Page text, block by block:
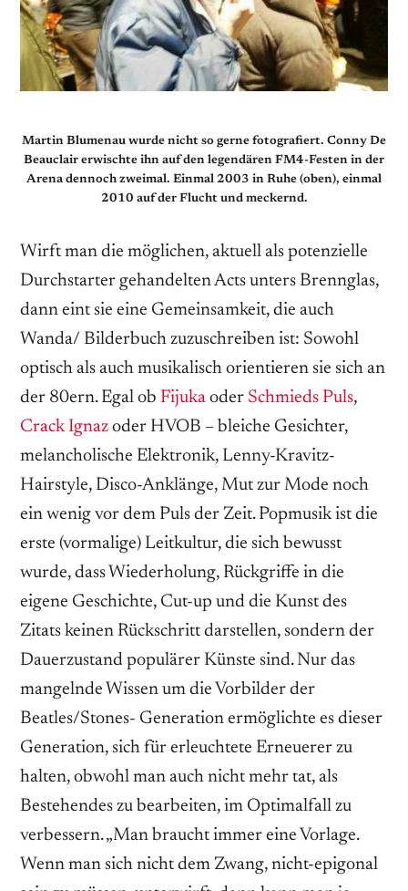
Martin Blumenau wurde nicht so gerne fotografiert. Conny De
Beauclair erwischte ihn auf den legendären FM4-Festen in der
Arena dennoch zweimal. Einmal 2003 in Ruhe (oben), einmal
2010 auf der Flucht und meckernd.
Wirft man die möglichen, aktuell als potenzielle
Durchstarter gehandelten Acts unters Brennglas,
dann eint sie eine Gemeinsamkeit, die auch
Wanda/ Bilderbuch zuzuschreiben ist: Sowohl
optisch als auch musikalisch orientieren sie sich an
der 80ern. Egal ob Fijuka oder Schmieds Puls,
Crack Ignaz oder HVOB – bleiche Gesichter,
melancholische Elektronik, Lenny-Kravitz-
Hairstyle, Disco-Anklänge, Mut zur Mode noch
ein wenig vor dem Puls der Zeit. Popmusik ist die
erste (vormalige) Leitkultur, die sich bewusst
wurde, dass Wiederholung, Rückgriffe in die
eigene Geschichte, Cut-up und die Kunst des
Zitats keinen Rückschritt darstellen, sondern der
Dauerzustand populärer Künste sind. Nur das
mangelnde Wissen um die Vorbilder der
Beatles/Stones- Generation ermöglichte es dieser
Generation, sich für erleuchtete Erneuerer zu
halten, obwohl man auch nicht mehr tat, als
Bestehendes zu bearbeiten, im Optimalfall zu
verbessern. „Man braucht immer eine Vorlage.
Wenn man sich nicht dem Zwang, nicht-epigonal